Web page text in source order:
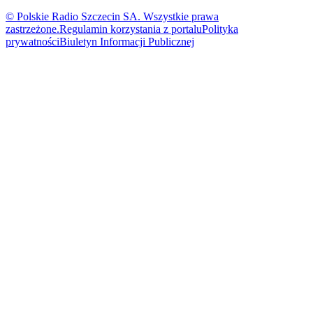
© Polskie Radio Szczecin SA. Wszystkie prawa
zastrzeżone.Regulamin korzystania z portaluPolityka
prywatnościBiuletyn Informacji Publicznej